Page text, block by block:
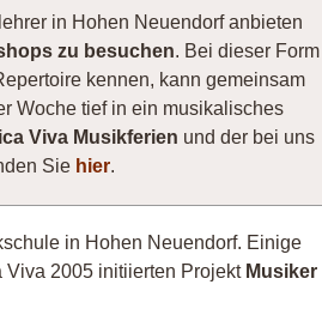
in Hohen Neuendorf anbieten
zu besuchen. Bei dieser Form
kennen, kann gemeinsam
Woche tief in ein musikalisches
Viva Musikferien und der bei uns
Sie hier.
in Hohen Neuendorf. Einige
Viva 2005 initiierten Projekt Musiker